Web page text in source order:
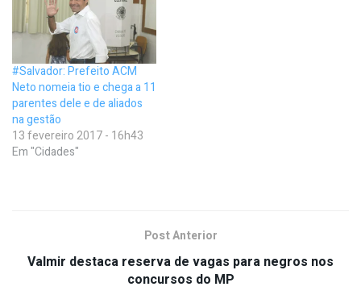
#Salvador: Prefeito ACM
Neto nomeia tio e chega a 11
parentes dele e de aliados
na gestão
13 fevereiro 2017 - 16h43
Em "Cidades"
Post Anterior
Valmir destaca reserva de vagas para negros nos
concursos do MP